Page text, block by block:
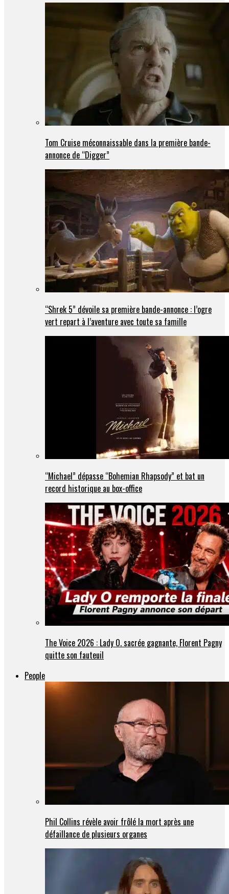
Tom Cruise méconnaissable dans la première bande-
annonce de “Digger”
“Shrek 5” dévoile sa première bande-annonce : l’ogre
vert repart à l’aventure avec toute sa famille
“Michael” dépasse “Bohemian Rhapsody” et bat un
record historique au box-office
The Voice 2026 : Lady O. sacrée gagnante, Florent Pagny
quitte son fauteuil
People
Phil Collins révèle avoir frôlé la mort après une
défaillance de plusieurs organes